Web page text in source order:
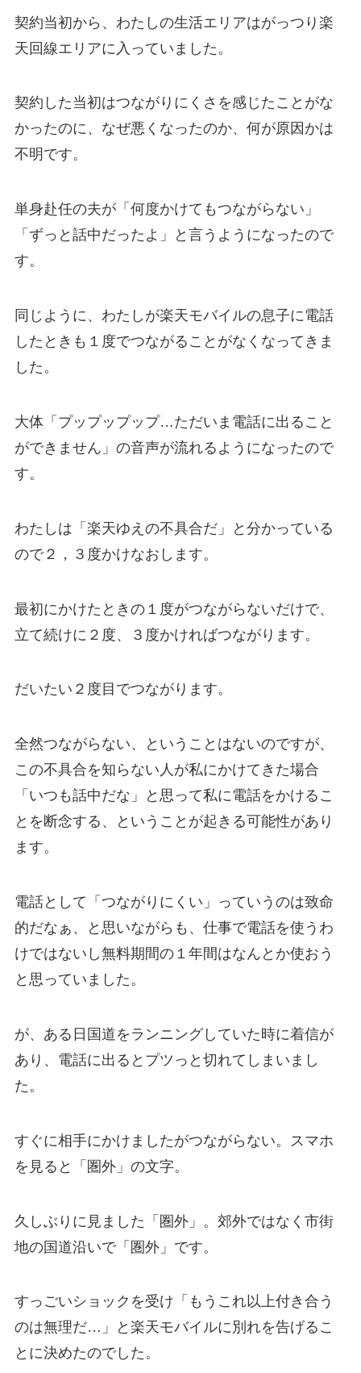
契約当初から、わたしの生活エリアはがっつり楽
天回線エリアに入っていました。
契約した当初はつながりにくさを感じたことがな
かったのに、なぜ悪くなったのか、何が原因かは
不明です。
単身赴任の夫が「何度かけてもつながらない」
「ずっと話中だったよ」と言うようになったので
す。
同じように、わたしが楽天モバイルの息子に電話
したときも１度でつながることがなくなってきま
した。
大体「プップップップ…ただいま電話に出ること
ができません」の音声が流れるようになったので
す。
わたしは「楽天ゆえの不具合だ」と分かっている
ので２，３度かけなおします。
最初にかけたときの１度がつながらないだけで、
立て続けに２度、３度かければつながります。
だいたい２度目でつながります。
全然つながらない、ということはないのですが、
この不具合を知らない人が私にかけてきた場合
「いつも話中だな」と思って私に電話をかけるこ
とを断念する、ということが起きる可能性があり
ます。
電話として「つながりにくい」っていうのは致命
的だなぁ、と思いながらも、仕事で電話を使うわ
けではないし無料期間の１年間はなんとか使おう
と思っていました。
が、ある日国道をランニングしていた時に着信が
あり、電話に出るとプツっと切れてしまいまし
た。
すぐに相手にかけましたがつながらない。スマホ
を見ると「圏外」の文字。
久しぶりに見ました「圏外」。郊外ではなく市街
地の国道沿いで「圏外」です。
すっごいショックを受け「もうこれ以上付き合う
のは無理だ…」と楽天モバイルに別れを告げるこ
とに決めたのでした。